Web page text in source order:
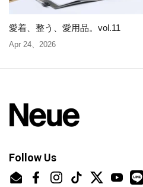
愛着、整う、愛用品。vol.11
Apr 24、2026
Follow Us
Email FacebookInstagramTikTokTwitterYouTube